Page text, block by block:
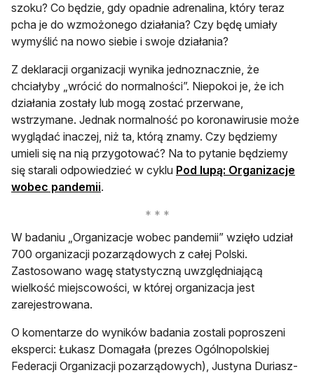
szoku? Co będzie, gdy opadnie adrenalina, który teraz
pcha je do wzmożonego działania? Czy będę umiały
wymyślić na nowo siebie i swoje działania?
Z deklaracji organizacji wynika jednoznacznie, że
chciałyby „wrócić do normalności”. Niepokoi je, że ich
działania zostały lub mogą zostać przerwane,
wstrzymane. Jednak normalność po koronawirusie może
wyglądać inaczej, niż ta, którą znamy. Czy będziemy
umieli się na nią przygotować? Na to pytanie będziemy
się starali odpowiedzieć w cyklu Pod lupą: Organizacje
wobec pandemii.
W badaniu „Organizacje wobec pandemii” wzięło udział
700 organizacji pozarządowych z całej Polski.
Zastosowano wagę statystyczną uwzględniającą
wielkość miejscowości, w której organizacja jest
zarejestrowana.
O komentarze do wyników badania zostali poproszeni
eksperci: Łukasz Domagała (prezes Ogólnopolskiej
Federacji Organizacji pozarządowych), Justyna Duriasz-